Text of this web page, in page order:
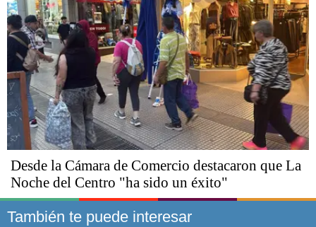
Desde la Cámara de Comercio destacaron que La
Noche del Centro "ha sido un éxito"
También te puede interesar